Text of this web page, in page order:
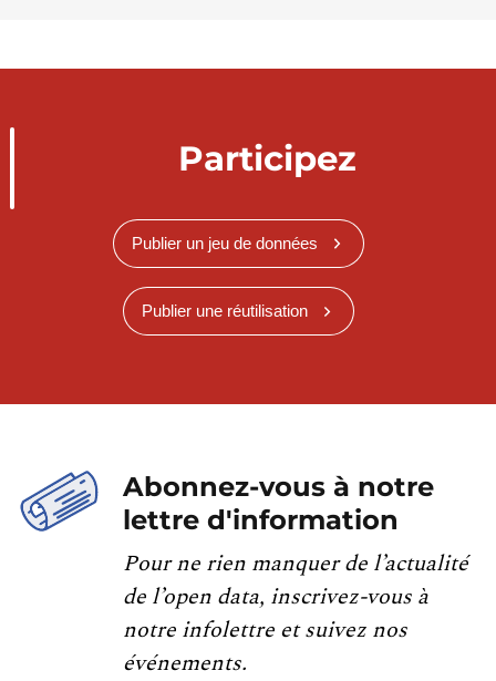
Participez
Publier un jeu de données
Publier une réutilisation
Abonnez-vous à notre
lettre d'information
Pour ne rien manquer de l’actualité
de l’open data, inscrivez-vous à
notre infolettre et suivez nos
événements.